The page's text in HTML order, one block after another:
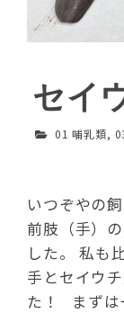
セイ
01 哺乳類,
いつぞやの
前肢（手）
した。 私も
手とセイウ
た！ まずは